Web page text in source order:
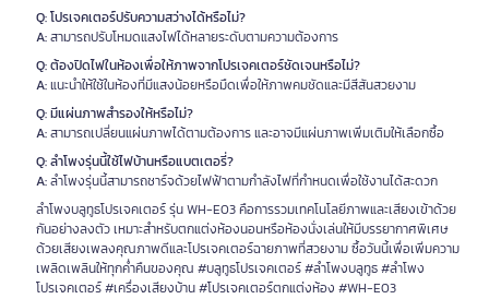
Q: โปรเจคเตอร์ปรับความสว่างได้หรือไม่?
A:สามารถปรับโหมดแสงไฟได้หลายระดับตามความต้องการ
Q: ต้องปิดไฟในห้องเพื่อให้ภาพจากโปรเจคเตอร์ชัดเจนหรือไม่?
A:แนะนำให้ใช้ในห้องที่มีแสงน้อยหรือมืดเพื่อให้ภาพคมชัดและมีสีสันสวยงาม
Q: มีแผ่นภาพสำรองให้หรือไม่?
A:สามารถเปลี่ยนแผ่นภาพได้ตามต้องการ และอาจมีแผ่นภาพเพิ่มเติมให้เลือกซื้อ
Q: ลำโพงรุ่นนี้ใช้ไฟบ้านหรือแบตเตอรี่?
A:ลำโพงรุ่นนี้สามารถชาร์จด้วยไฟฟ้าตามกำลังไฟที่กำหนดเพื่อใช้งานได้สะดวก
ลำโพงบลูทูธโปรเจคเตอร์ รุ่น WH-E03 คือการรวมเทคโนโลยีภาพและเสียงเข้าด้วย
กันอย่างลงตัว เหมาะสำหรับตกแต่งห้องนอนหรือห้องนั่งเล่นให้มีบรรยากาศพิเศษ
ด้วยเสียงเพลงคุณภาพดีและโปรเจคเตอร์ฉายภาพที่สวยงาม ซื้อวันนี้เพื่อเพิ่มความ
เพลิดเพลินให้ทุกค่ำคืนของคุณ #บลูทูธโปรเจคเตอร์ #ลำโพงบลูทูธ #ลำโพง
โปรเจคเตอร์ #เครื่องเสียงบ้าน #โปรเจคเตอร์ตกแต่งห้อง #WH-E03